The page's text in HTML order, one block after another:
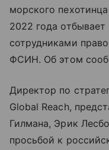
морского
2022 года
сотрудниками
ФСИН. Об этом
Директор по
Global Reach,
Гилмана, Эрик
просьбой к